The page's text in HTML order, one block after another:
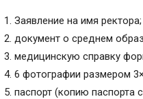
Заявление на имя ректора;
документ о среднем
медицинскую справку
6 фотографии размером
паспорт (копию